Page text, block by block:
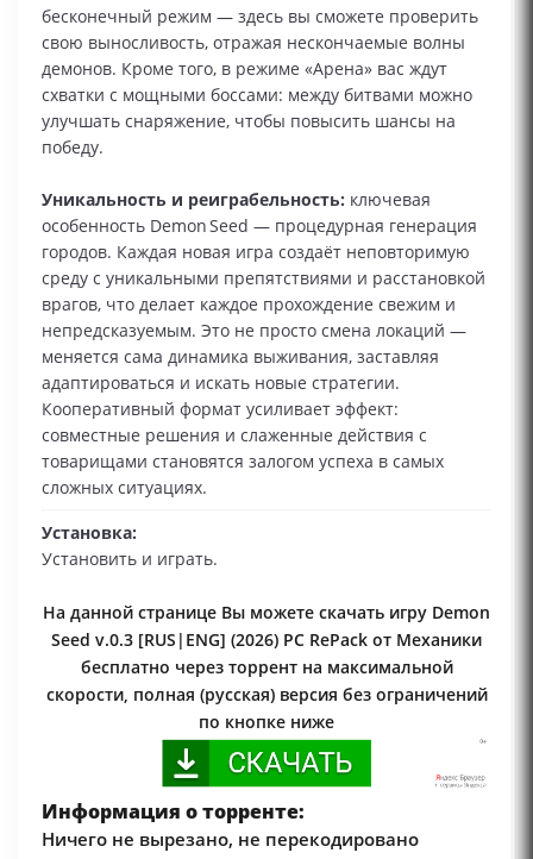
бесконечный режим — здесь вы сможете проверить
свою выносливость, отражая нескончаемые волны
демонов. Кроме того, в режиме «Арена» вас ждут
схватки с мощными боссами: между битвами можно
улучшать снаряжение, чтобы повысить шансы на
победу.
Уникальность и реиграбельность: ключевая
особенность Demon Seed — процедурная генерация
городов. Каждая новая игра создаёт неповторимую
среду с уникальными препятствиями и расстановкой
врагов, что делает каждое прохождение свежим и
непредсказуемым. Это не просто смена локаций —
меняется сама динамика выживания, заставляя
адаптироваться и искать новые стратегии.
Кооперативный формат усиливает эффект:
совместные решения и слаженные действия с
товарищами становятся залогом успеха в самых
сложных ситуациях.
Установка:
Установить и играть.
На данной странице Вы можете скачать игру Demon
Seed v.0.3 [RUS|ENG] (2026) PC RePack от Механики
бесплатно через торрент на максимальной
скорости, полная (русская) версия без ограничений
по кнопке ниже
Информация о торренте:
Ничего не вырезано, не перекодировано